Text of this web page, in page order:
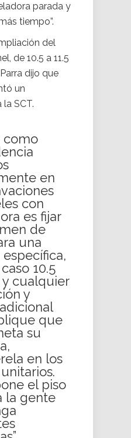
parada y
tiempo”.
del
de 10.5 a 11.5
dijo que
un
SCT.
como
en
con
es fijar
de
una
10.5
y cualquier
y
que
su
en los
el piso
la gente